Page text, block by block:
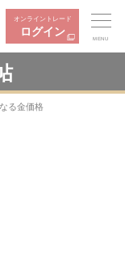
オンライントレード
ログイン
MENU
る金価格